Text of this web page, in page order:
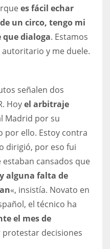
es fácil echar
un circo, tengo mi
dialoga. Estamos
y me duele.
señalen dos
Hoyel arbitraje
Madrid por su
por ello. Estoy contra
dirigió, por eso fui
cansados que
alguna falta de
«, insistía. Novato en
el técnico ha
el mes de
protestar decisiones